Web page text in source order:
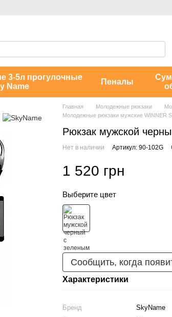
3-5л прогулочные
Name
Пеналы
Главная Молодежные рюкзаки
Молодежные рюкзаки мужские WINNER
Рюкзак мужской
Нет в наличии Артикул: 90-102G
1 520 грн
Выберите цвет
Сообщить, когда
Характеристики
Бренд
SkyName